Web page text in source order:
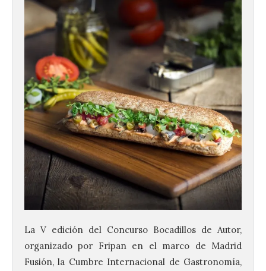
La V edición del Concurso Bocadillos de Autor,
organizado por Fripan en el marco de Madrid
Fusión, la Cumbre Internacional de Gastronomía,